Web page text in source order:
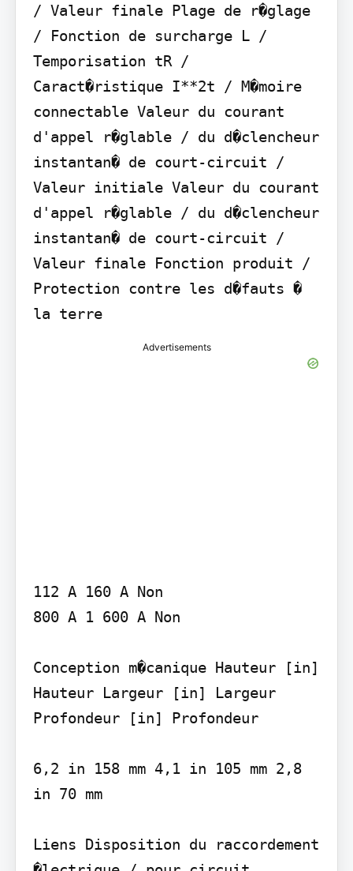
/ Valeur finale Plage de r�glage
/ Fonction de surcharge L /
Temporisation tR /
Caract�ristique I**2t / M�moire
connectable Valeur du courant
d'appel r�glable / du d�clencheur
instantan� de court-circuit /
Valeur initiale Valeur du courant
d'appel r�glable / du d�clencheur
instantan� de court-circuit /
Valeur finale Fonction produit /
Protection contre les d�fauts �
la terre
Advertisements
112 A 160 A Non
800 A 1 600 A Non
Conception m�canique Hauteur [in]
Hauteur Largeur [in] Largeur
Profondeur [in] Profondeur
6,2 in 158 mm 4,1 in 105 mm 2,8
in 70 mm
Liens Disposition du raccordement